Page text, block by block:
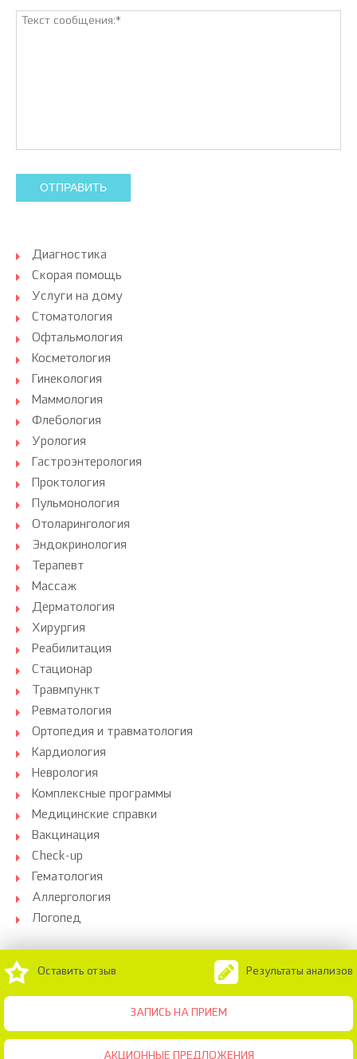
ОТПРАВИТЬ
Диагностика
Скорая помощь
Услуги на дому
Стоматология
Офтальмология
Косметология
Гинекология
Маммология
Флебология
Урология
Гастроэнтерология
Проктология
Пульмонология
Отоларингология
Эндокринология
Терапевт
Массаж
Дерматология
Хирургия
Реабилитация
Стационар
Травмпункт
Ревматология
Ортопедия и травматология
Кардиология
Неврология
Комплексные программы
Медицинские справки
Вакцинация
Check-up
Гематология
Аллергология
Логопед
ЗАПИСЬ НА ПРИЕМ
Оставить отзыв Результаты анализов
АКЦИОННЫЕ ПРЕДЛОЖЕНИЯ